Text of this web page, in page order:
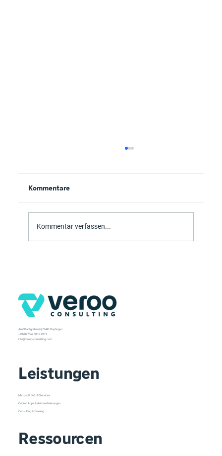
Teams Updates
Kommentare
Kommentar verfassen...
Leistungen
Microsoft 365 IT-Services
Copilot, Apps & Automatisierungen
Consulting & Training
Ressourcen
Am Stadtgraben 6 | 73441 Bopfingen
+49 (0) 7362 / 8 17 49 11
info@veroo-consulting.com